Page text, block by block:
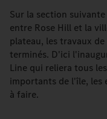
Sur la section
entre Rose Hill et la
plateau, les travaux
terminés. D'ici
Line qui reliera tous
importants de l'île, les
à faire.